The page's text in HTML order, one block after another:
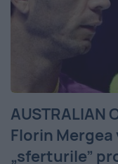
AUSTRALIAN
Florin Mergea
„sferturile”